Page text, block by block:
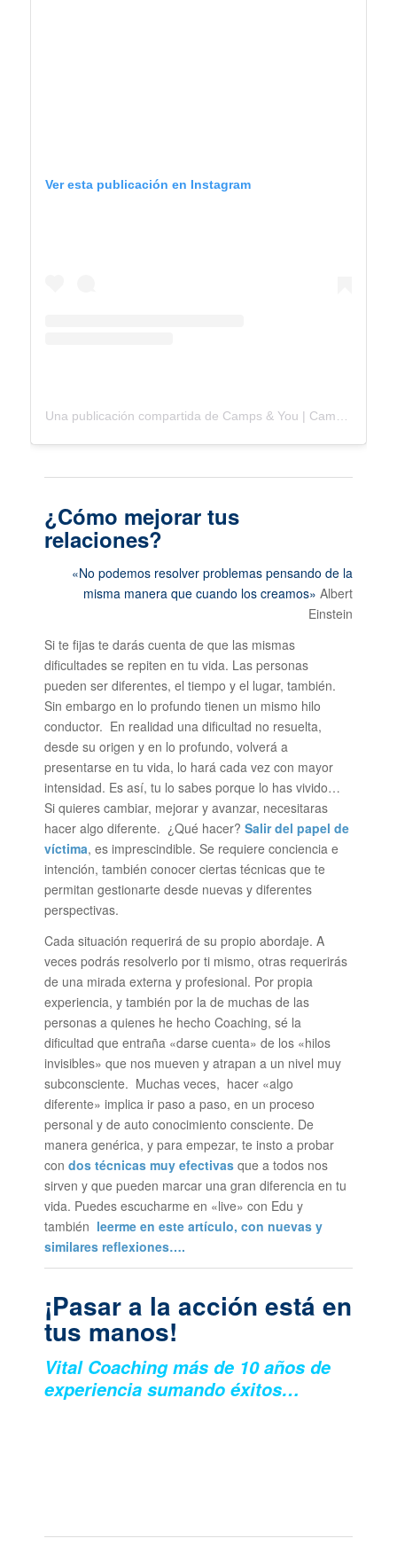
Ver esta publicación en Instagram
¿Cómo mejorar tus
relaciones?
«No podemos resolver problemas pensando de la
misma manera que cuando los creamos»Albert
Einstein
Si te fijas te darás cuenta de que las mismas
dificultades se repiten en tu vida. Las personas
pueden ser diferentes, el tiempo y el lugar, también.
Sin embargo en lo profundo tienen un mismo hilo
conductor. En realidad una dificultad no resuelta,
desde su origen y en lo profundo, volverá a
presentarse en tu vida, lo hará cada vez con mayor
intensidad. Es así, tu lo sabes porque lo has vivido…
Si quieres cambiar, mejorar y avanzar, necesitaras
hacer algo diferente. ¿Qué hacer? Salir del papel de
víctima, es imprescindible. Se requiere conciencia e
intención, también conocer ciertas técnicas que te
permitan gestionarte desde nuevas y diferentes
perspectivas.
Cada situación requerirá de su propio abordaje. A
veces podrás resolverlo por ti mismo, otras requerirás
de una mirada externa y profesional. Por propia
experiencia, y también por la de muchas de las
personas a quienes he hecho Coaching, sé la
dificultad que entraña «darse cuenta» de los «hilos
invisibles» que nos mueven y atrapan a un nivel muy
subconsciente. Muchas veces, hacer «algo
diferente» implica ir paso a paso, en un proceso
personal y de auto conocimiento consciente. De
manera genérica, y para empezar, te insto a probar
con dos técnicas muy efectivasque a todos nos
sirven y que pueden marcar una gran diferencia en tu
vida. Puedes escucharme en «live» con Edu y
también leerme en este artículo, con nuevas y
similares reflexiones….
¡Pasar a la acción está en
tus manos!
Vital Coaching más de 10 años de
experiencia sumando éxitos…